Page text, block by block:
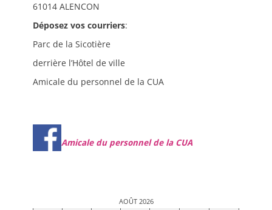
61014 ALENCON
Déposez vos courriers:
Parc de la Sicotière
derrière l’Hôtel de ville
Amicale du personnel de la CUA
Amicale du personnel de la CUA
AOÛT 2026